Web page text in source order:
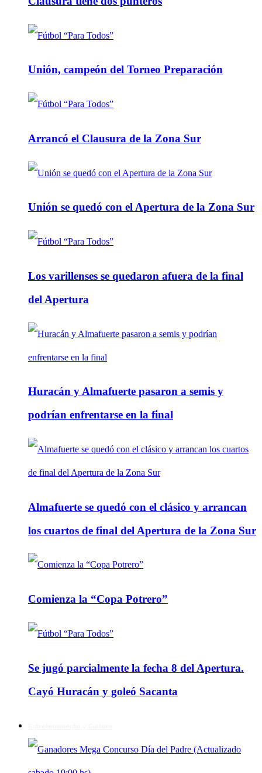
Unión, campeón del Torneo Preparación
Arrancó el Clausura de la Zona Sur
Unión se quedó con el Apertura de la Zona Sur
Los varillenses se quedaron afuera de la final
del Apertura
Huracán y Almafuerte pasaron a semis y
podrían enfrentarse en la final
Almafuerte se quedó con el clásico y arrancan
los cuartos de final del Apertura de la Zona Sur
Comienza la “Copa Potrero”
Se jugó parcialmente la fecha 8 del Apertura.
Cayó Huracán y goleó Sacanta